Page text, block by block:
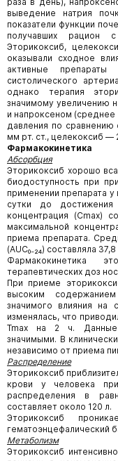
выведение натрия
показатели функции
получавших рацион
Эторикоксиб,
оказывали сходное
активные
систолического
однако терапия
значимому увеличению
и напроксеном (среднее
давления по сравнению
мм рт. ст., целекоксиб —
Фармакокинетика
Абсорбция
Эторикоксиб хорошо
биодоступность при
применении препарата
сутки до достижения
концентрация (Cmax)
максимальной
приема препарата.
(AUC₀₋₂₄) составляла
Фармакокинетика
терапевтических доз
При приеме
высоким
значимого влияния на
изменялась, что
Tmax на 2 ч. Данные
значимыми. В
независимо от приема
Распределение
Эторикоксиб
крови у человека
распределения в
составляет около 120 л.
Эторикоксиб
гематоэнцефалический
Метаболизм
Эторикоксиб